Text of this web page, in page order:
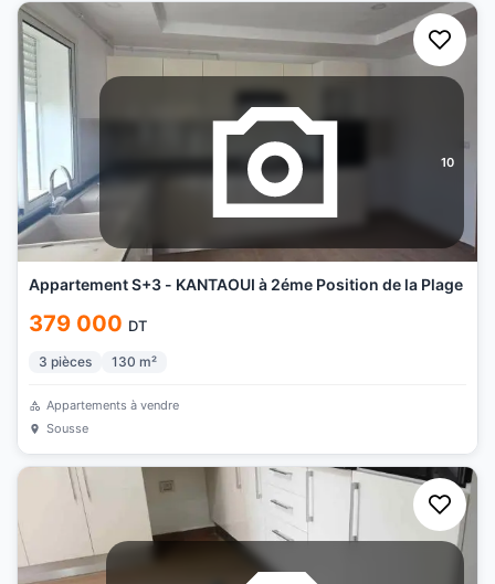
10
Appartement S+3 - KANTAOUI à 2éme Position de la Plage
379 000 DT
3 pièces 130 m²
Appartements à vendre
Sousse